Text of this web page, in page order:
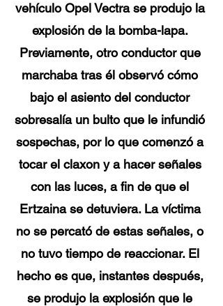
vehículo Opel Vectra se produjo la
explosión de la bomba-lapa.
Previamente, otro conductor que
marchaba tras él observó cómo
bajo el asiento del conductor
sobresalía un bulto que le infundió
sospechas, por lo que comenzó a
tocar el claxon y a hacer señales
con las luces, a fin de que el
Ertzaina se detuviera. La víctima
no se percató de estas señales, o
no tuvo tiempo de reaccionar. El
hecho es que, instantes después,
se produjo la explosión que le